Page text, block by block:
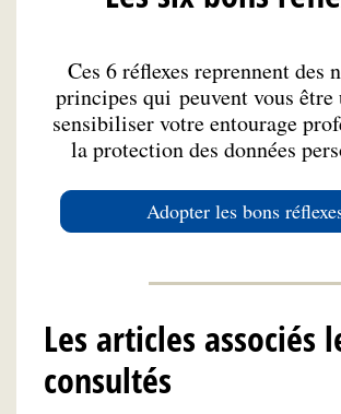
Ces 6 réflexes reprennent des
principes qui peuvent vous
sensibiliser votre entourage
la protection des données
Adopter les bons
Les articles associés
consultés